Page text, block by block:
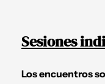
Sesiones
Los encuentros